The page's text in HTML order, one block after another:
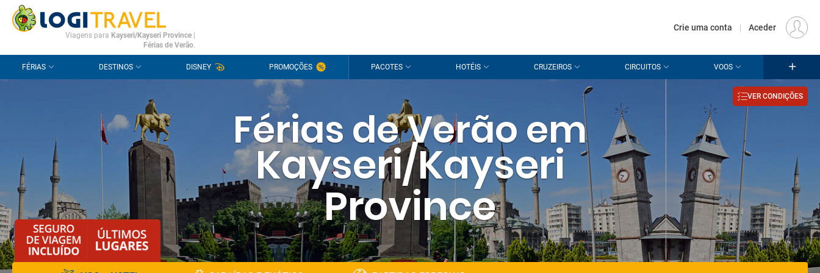
CONTACTO PERGUNTAS FREQUENTES
Viagens para Kayseri/Kayseri Province
Férias de Verão.
Crie uma conta | Aceder
FÉRIAS DESTINOS DISNEY PROMOÇÕES PACOTES HOTÉIS CRUZEIROS CIRCUITOS VOOS
Férias de Verão em
Kayseri/Kayseri
Province
VER CONDIÇÕES